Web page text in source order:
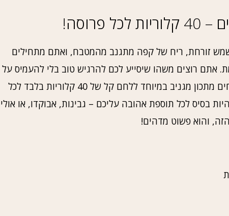
זורחת, ריח של קפה מתגנב מהמטבח, ואתם מתחילים
אתם רוצים משהו שיסייע לכם להרגיש טוב בלי להעמיס על
הקלוריות. אז מה עושׂים? מפתחים מתכון מגניב במיוחד ללחם קל של 40 קלוריות בלבד לכל
בסיס לכל תוספת אהובה עליכם – גבינות, אבוקדו, או אולי
והוא פשוט מדהים!